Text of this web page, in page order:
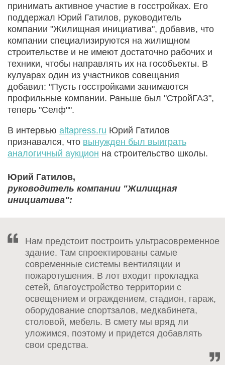
принимать активное участие в госстройках. Его
поддержал Юрий Гатилов, руководитель
компании "Жилищная инициатива", добавив, что
компании специализируются на жилищном
строительстве и не имеют достаточно рабочих и
техники, чтобы направлять их на гособъекты. В
кулуарах один из участников совещания
добавил: "Пусть госстройками занимаются
профильные компании. Раньше был "СтройГАЗ",
теперь "Селф"".
В интервью altapress.ru Юрий Гатилов
признавался, что вынужден был выиграть
аналогичный аукцион на строительство школы.
Юрий Гатилов,
руководитель компании "Жилищная
инициатива":
Нам предстоит построить ультрасовременное
здание. Там спроектированы самые
современные системы вентиляции и
пожаротушения. В лот входит прокладка
сетей, благоустройство территории с
освещением и ограждением, стадион, гараж,
оборудование спортзалов, медкабинета,
столовой, мебель. В смету мы вряд ли
уложимся, поэтому и придется добавлять
свои средства.